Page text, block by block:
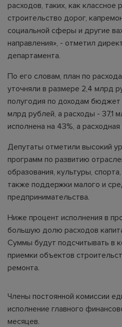
расходов, таких, как классное
строительство дорог,
социальной сферы и другие
направления», - отметил
департамента.
По его словам, план по
уточняли в размере 2,4 млрд
полугодия по доходам
млрд рублей, а расходы - 37,1
исполнена на 43%, а расходная
Депутаты отметили высокий
программ по развитию
образования, культуры,
также поддержки малого и
предпринимательства.
Ниже процент исполнения в
большую долю расходов
Суммы будут подсчитывать в
приемки объектов
ремонта.
Члены постоянной комиссии
исполнение главного
месяцев.